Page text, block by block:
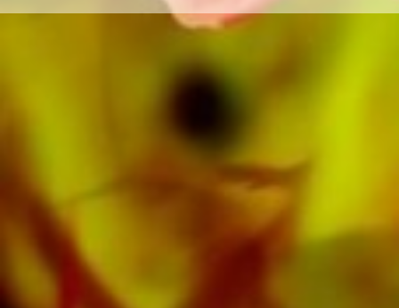
buen contraste y es agradable a la vista en
a clientes privados en todo el mundo está libre
de gastos de envío. Ordene sus partituras